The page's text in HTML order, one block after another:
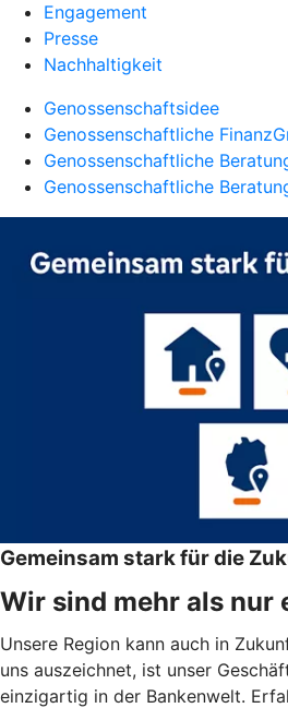
Engagement
Presse
Nachhaltigkeit
Genossenschaftsidee
Genossenschaftliche
Genossenschaftliche
Genossenschaftliche
Gemeinsam stark für die
Wir sind mehr als nur
Unsere Region kann auch in
uns auszeichnet, ist unser
einzigartig in der Bankenwelt.